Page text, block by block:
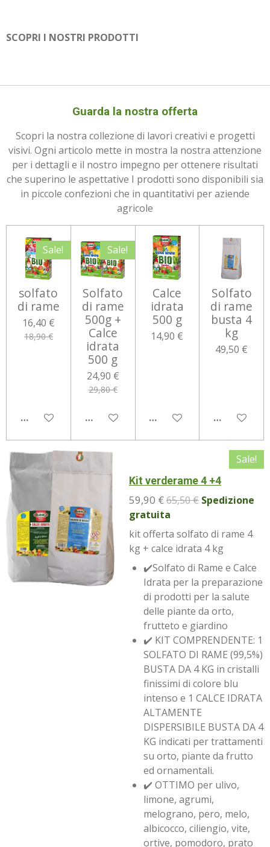
SCOPRI I NOSTRI PRODOTTI
Guarda la nostra offerta
Scopri la nostra collezione di lavori creativi e progetti
visivi. Ogni articolo mette in mostra la nostra attenzione
per i dettagli e il nostro impegno per ottenere risultati
che superino le aspettative I prodotti sono disponibili sia
in piccole confezioni che in quantitativi per aziende
agricole
Sale!
solfato
di rame
16,40 €
18,90 €
AGGIUNGI AL CARRELLO
Sale!
Solfato
di rame
500g +
Calce
idrata
500 g
24,90 €
29,80 €
AGGIUNGI AL CARRELLO
Calce
idrata
500 g
14,90 €
AGGIUNGI AL CARRELLO
Solfato
di rame
busta 4
kg
49,50 €
AGGIUNGI
Sale!
Kit verderame 4 +4
59,90 €65,50 € Spedizione
gratuita
kit offerta solfato di rame 4
kg + calce idrata 4 kg
✔️Solfato di Rame e Calce
Idrata per la preparazione
di prodotti per la salute
delle piante da orto,
frutteto e giardino
✔️ KIT COMPRENDENTE: 1
SOLFATO DI RAME (99,5%)
BUSTA DA 4 KG in cristalli
finissimi di colore blu
intenso e 1 CALCE IDRATA
ALTAMENTE
DISPERSIBILE BUSTA DA 4
KG indicati per trattamenti
su orto, piante da frutto
ed ornamentali.
✔️ OTTIMO per ulivo,
limone, agrumi,
melograno, pero, melo,
albicocco, ciliengio, vite,
ortive, pomodoro, prato